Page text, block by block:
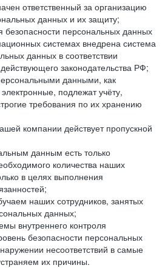
ответственный за организацию
данных и их защиту;
безопасности персональных данных
системах внедрена система
данных в соответствии
законодательства РФ;
данными, как
подлежат учёту,
требования по их хранению
компании действует пропускной
данным есть только
количества наших
в целях выполнения
наших сотрудников, занятых
данных;
внутреннего контроля
безопасности персональных
несоответствий в самые
их причины.